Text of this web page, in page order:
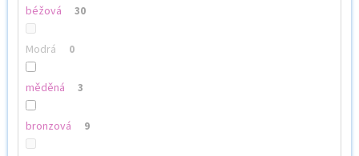
béžová 30
Modrá 0
měděná 3
bronzová 9